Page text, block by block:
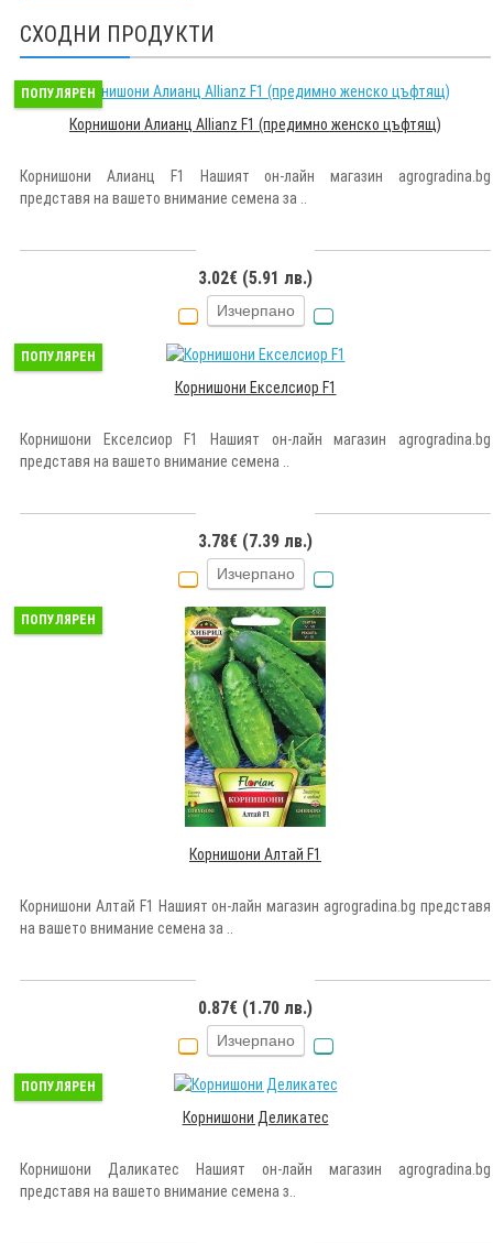
СХОДНИ ПРОДУКТИ
ПОПУЛЯРЕН
Корнишони Алианц Allianz F1 (предимно женско цъфтящ)
Корнишони Алианц F1 Нашият он-лайн магазин agrogradina.bg
представя на вашето внимание семена за ..
3.02€ (5.91 лв.)
Изчерпано
ПОПУЛЯРЕН
Корнишони Екселсиор F1
Корнишони Екселсиор F1 Нашият он-лайн магазин agrogradina.bg
представя на вашето внимание семена ..
3.78€ (7.39 лв.)
Изчерпано
ПОПУЛЯРЕН
Корнишони Алтай F1
Корнишони Алтай F1 Нашият он-лайн магазин agrogradina.bg представя
на вашето внимание семена за ..
0.87€ (1.70 лв.)
Изчерпано
ПОПУЛЯРЕН
Корнишони Деликатес
Корнишони Даликатес Нашият он-лайн магазин agrogradina.bg
представя на вашето внимание семена з..